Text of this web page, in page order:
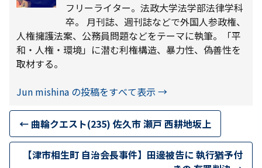
フリーライター。法政大学法学部法律学科
卒。 月刊誌、週刊誌などで外国人参政権、
人権擁護法案、公務員問題などをテーマに執筆。「平
和・人権・環境」に潜む利権構造、暴力性、偽善性を
取材する。
Jun mishina の投稿をすべて表示 →
← 曲輪クエスト(235) 佐久市 瀬戸 西耕地坂上
【津市相生町 自治会長事件】田邊被告に 執行猶予付